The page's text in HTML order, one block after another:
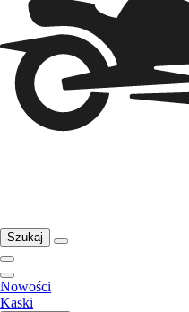
Szukaj
Nowości
Kaski